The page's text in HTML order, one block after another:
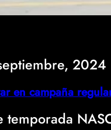
2024
en campaña
temporada